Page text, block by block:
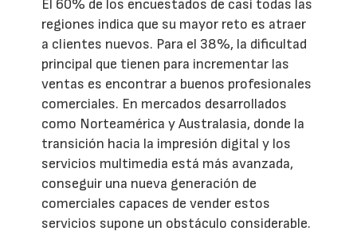
El 60% de los encuestados de casi todas las
regiones indica que su mayor reto es atraer
a clientes nuevos. Para el 38%, la dificultad
principal que tienen para incrementar las
ventas es encontrar a buenos profesionales
comerciales. En mercados desarrollados
como Norteamérica y Australasia, donde la
transición hacia la impresión digital y los
servicios multimedia está más avanzada,
conseguir una nueva generación de
comerciales capaces de vender estos
servicios supone un obstáculo considerable.